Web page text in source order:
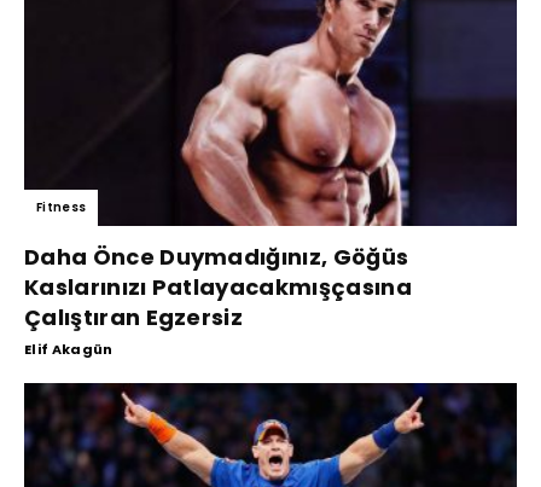
Fitness
Daha Önce Duymadığınız, Göğüs
Kaslarınızı Patlayacakmışçasına
Çalıştıran Egzersiz
Elif Akagün